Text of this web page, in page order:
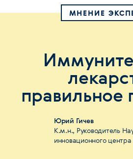
МНЕНИЕ
правильное
Юрий Гичев
К.м.н., Руководитель
инновационного центра